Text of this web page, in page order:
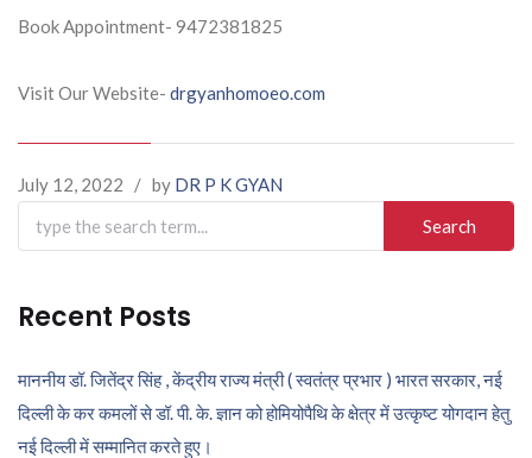
Book Appointment- 9472381825
Visit Our Website- drgyanhomoeo.com
July 12, 2022 / by DR P K GYAN
Search
for:
Recent Posts
माननीय डॉ. जितेंद्र सिंह , केंद्रीय राज्य मंत्री ( स्वतंत्र प्रभार ) भारत सरकार, नई
दिल्ली के कर कमलों से डॉ. पी. के. ज्ञान को होमियोपैथि के क्षेत्र में उत्कृष्ट योगदान हेतु
नई दिल्ली में सम्मानित करते हुए।